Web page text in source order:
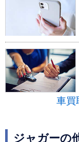
車買
ジャガーの